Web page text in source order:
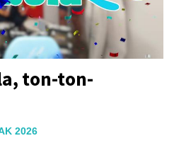
ton-ton-
2026